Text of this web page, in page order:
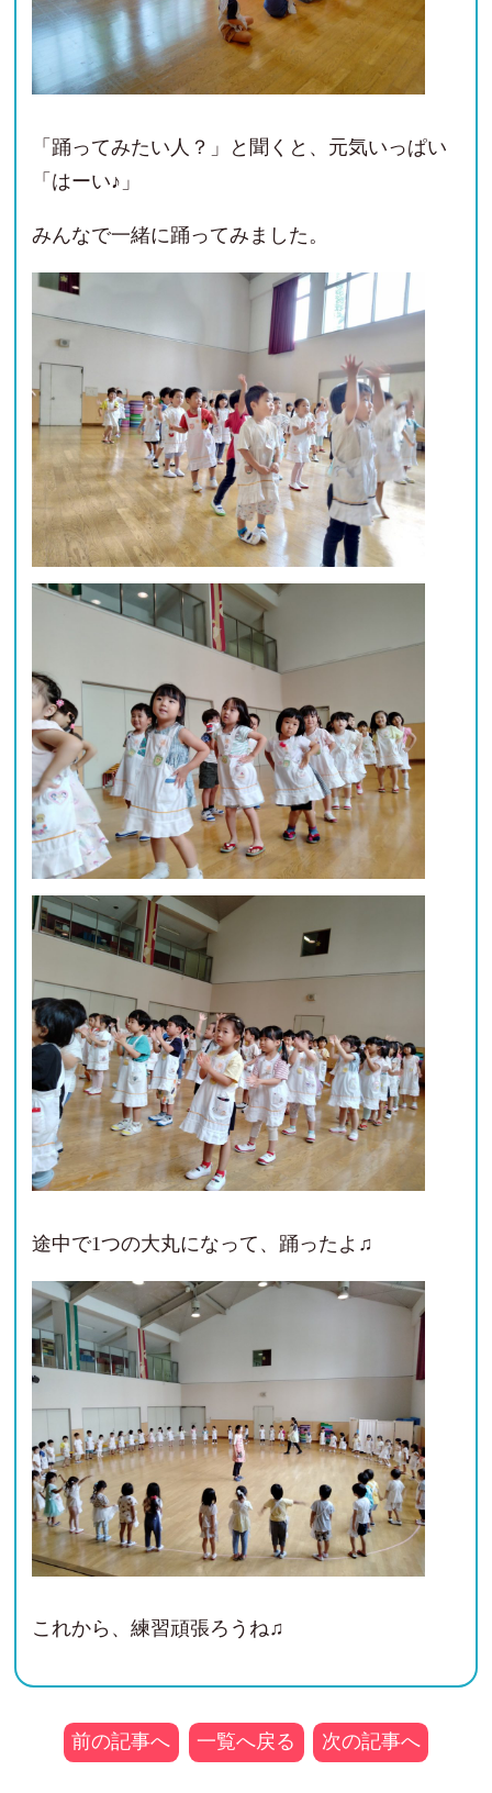
「踊ってみたい人？」と聞くと、元気いっぱい
「はーい♪」
みんなで一緒に踊ってみました。
途中で1つの大丸になって、踊ったよ♫
これから、練習頑張ろうね♫
前の記事へ 一覧へ戻る 次の記事へ